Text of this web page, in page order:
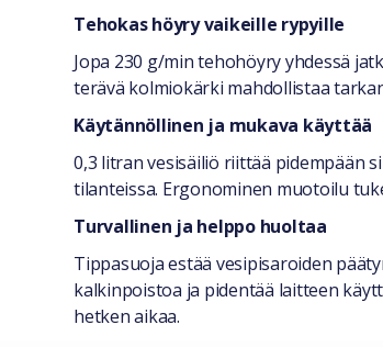
Tehokas höyry vaikeille rypyille
Jopa 230 g/min tehohöyry yhdessä
terävä kolmiokärki mahdollistaa
Käytännöllinen ja mukava käyttää
0,3 litran vesisäiliö riittää pidempään
tilanteissa. Ergonominen muotoilu
Turvallinen ja helppo huoltaa
Tippasuoja estää vesipisaroiden
kalkinpoistoa ja pidentää laitteen
hetken aikaa.